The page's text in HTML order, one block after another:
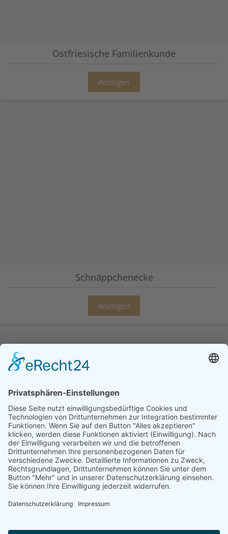
Ostfriesische Familienkunde
Anzeigen
Schnäppchenecke
Anzeigen
Sonstige Literatur
Anzeigen